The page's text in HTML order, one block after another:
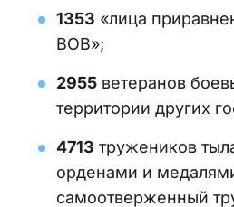
1353 «лица
ВОВ»;
2955 ветеранов
территории других
4713 тружеников
орденами и
самоотверженный